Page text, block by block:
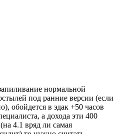
нормальной
под ранние версии (если
обойдется в эдак +50 часов
а дохода эти 400
4.1 вряд ли самая